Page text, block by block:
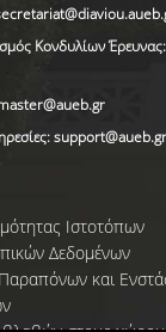
Κονδυλίων Έρευνας:
support@aueb.gr
Ιστοτόπων
Δεδομένων
και